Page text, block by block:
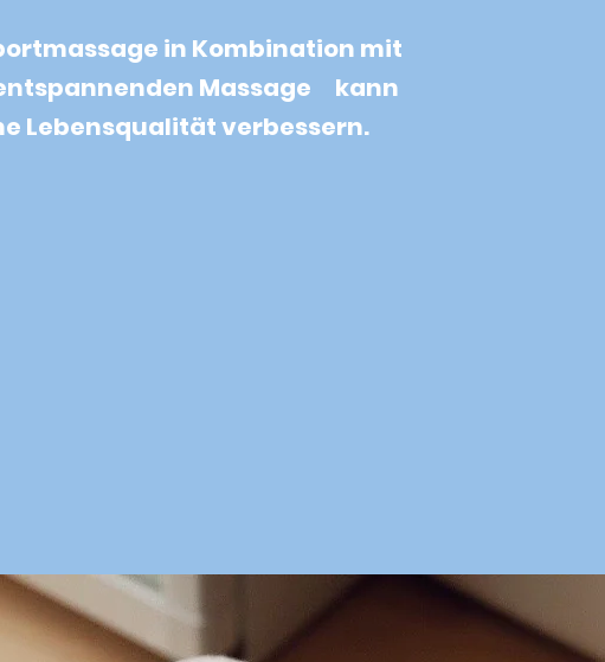
in Kombination mit
Massage kann
Lebensqualität verbessern.